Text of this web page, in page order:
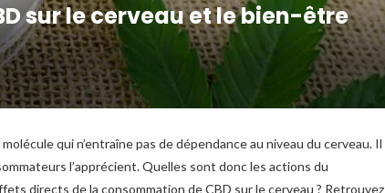
sur le cerveau et le bien-être
qui n’entraîne pas de dépendance au niveau du cerveau. Il
l’apprécient. Quelles sont donc les actions du
directs de la consommation de CBD sur le cerveau ? Retrouvez